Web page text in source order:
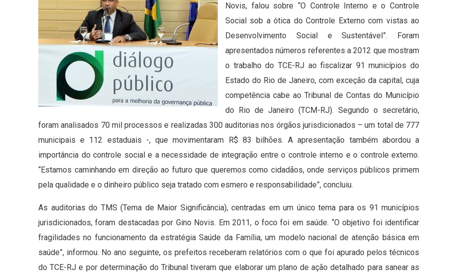
Novis, falou sobre “O Controle Interno e o Controle
Social sob a ótica do Controle Externo com vistas ao
Desenvolvimento Social e Sustentável”. Foram
apresentados números referentes a 2012 que mostram
o trabalho do TCE-RJ ao fiscalizar 91 municípios do
Estado do Rio de Janeiro, com exceção da capital, cuja
competência cabe ao Tribunal de Contas do Município
do Rio de Janeiro (TCM-RJ). Segundo o secretário,
foram analisados 70 mil processos e realizadas 300 auditorias nos órgãos jurisdicionados – um total de 777
municipais e 112 estaduais -, que movimentaram R$ 83 bilhões. A apresentação também abordou a
importância do controle social e a necessidade de integração entre o controle interno e o controle externo.
“Estamos caminhando em direção ao futuro que queremos como cidadãos, onde serviços públicos primem
pela qualidade e o dinheiro público seja tratado com esmero e responsabilidade”, concluiu.
As auditorias do TMS (Tema de Maior Significância), centradas em um único tema para os 91 municípios
jurisdicionados, foram destacadas por Gino Novis. Em 2011, o foco foi em saúde. “O objetivo foi identificar
fragilidades no funcionamento da estratégia Saúde da Família, um modelo nacional de atenção básica em
saúde”, informou. No ano seguinte, os prefeitos receberam relatórios com o que foi apurado pelos técnicos
do TCE-RJ e por determinação do Tribunal tiveram que elaborar um plano de ação detalhado para sanear as